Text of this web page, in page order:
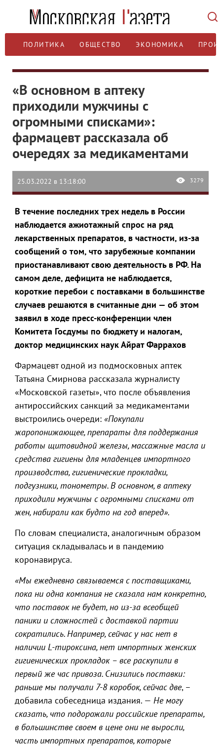
ПОЛИТИКА ОБЩЕСТВО ЭКОНОМИКА
«В основном в аптеку
приходили мужчины с
огромными списками»:
фармацевт рассказала об
очередях за медикаментами
25.03.2022 в 13:18:00 3279
В течение последних трех недель в России
наблюдается ажиотажный спрос на ряд
лекарственных препаратов, в частности, из-за
сообщений о том, что зарубежные компании
приостанавливают свою деятельность в РФ. На
самом деле, дефицита не наблюдается,
короткие перебои с поставками в большинстве
случаев решаются в считанные дни — об этом
заявил в ходе пресс-конференции член
Комитета Госдумы по бюджету и налогам,
доктор медицинских наук Айрат Фаррахов
Фармацевт одной из подмосковных аптек
Татьяна Смирнова рассказала журналисту
«Московской газеты», что после объявления
антироссийских санкций за медикаментами
выстроились очереди: «Покупали
жаропонижающее, препараты для поддержания
работы щитовидной железы, массажные масла и
средства гигиены для младенцев импортного
производства, гигиенические прокладки,
подгузники, тонометры. В основном, в аптеку
приходили мужчины с огромными списками от
жен, набирали как будто на год вперед».
По словам специалиста, аналогичным образом
ситуация складывалась и в пандемию
коронавируса.
«Мы ежедневно связываемся с поставщиками,
пока ни одна компания не сказала нам конкретно,
что поставок не будет, но из-за всеобщей
паники и сложностей с доставкой партии
сократились. Например, сейчас у нас нет в
наличии L-тироксина, нет импортных женских
гигиенических прокладок – все раскупили в
первый же час привоза. Снизились поставки:
раньше мы получали 7-8 коробок, сейчас две, –
добавила собеседница издания. — Не могу
сказать, что подорожали российские препараты,
в большинстве своем в цене они не выросли,
часть импортных препаратов, которые